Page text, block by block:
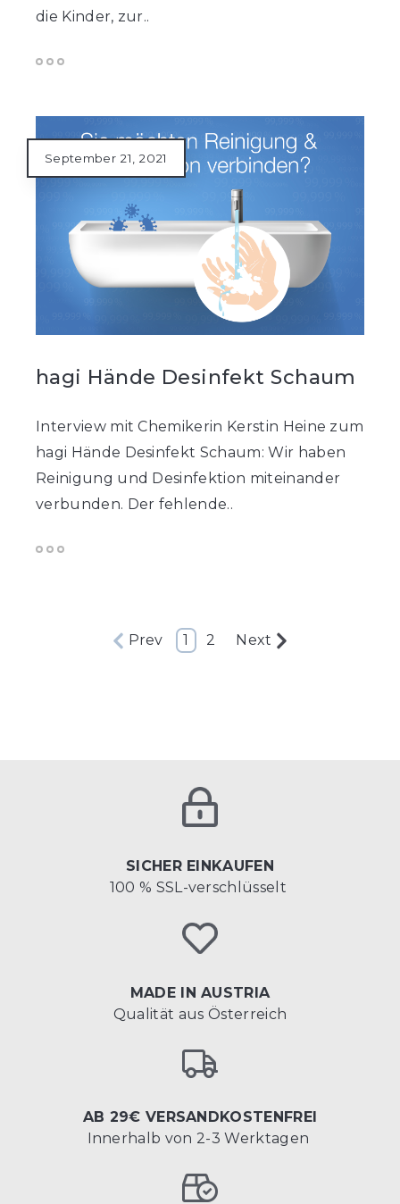
die Kinder, zur..
hagi Hände Desinfekt Schaum
September 21, 2021
Interview mit Chemikerin Kerstin Heine zum
hagi Hände Desinfekt Schaum: Wir haben
Reinigung und Desinfektion miteinander
verbunden. Der fehlende..
Prev 1 2 Next
SICHER EINKAUFEN
100 % SSL-verschlüsselt
MADE IN AUSTRIA
Qualität aus Österreich
AB 29€ VERSANDKOSTENFREI
Innerhalb von 2-3 Werktagen